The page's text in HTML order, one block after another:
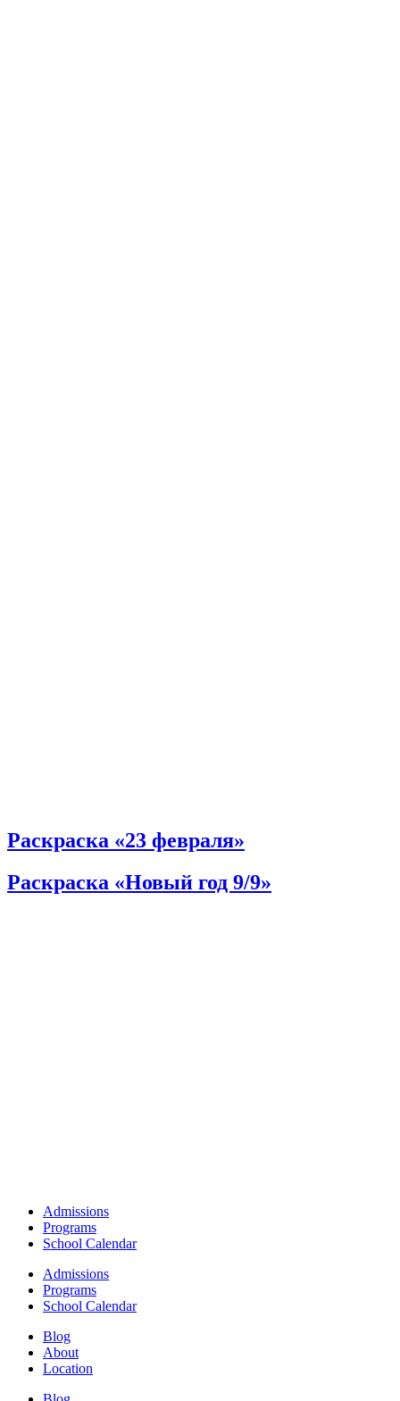
Раскраска «23 февраля»
Раскраска «Новый год 9/9»
Admissions
Programs
School Calendar
Admissions
Programs
School Calendar
Blog
About
Location